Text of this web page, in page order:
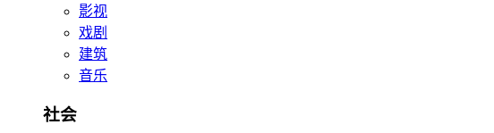
影视
戏剧
建筑
音乐
社会